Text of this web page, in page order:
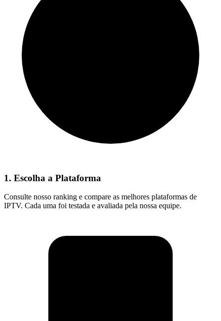
1. Escolha a Plataforma
Consulte nosso ranking e compare as melhores plataformas de
IPTV. Cada uma foi testada e avaliada pela nossa equipe.